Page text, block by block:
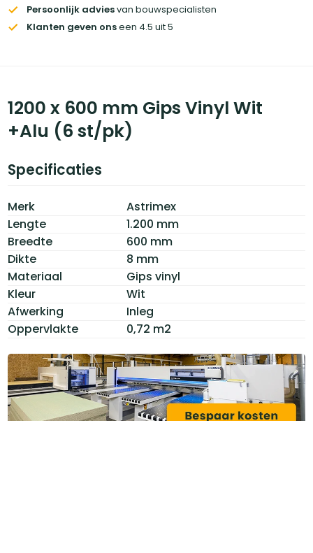
Persoonlijk adviesvan bouwspecialisten
Klanten geven onseen 4.5 uit 5
1200 x 600 mm Gips Vinyl Wit
+Alu (6 st/pk)
Specificaties
Merk
Astrimex
Lengte
1.200 mm
Breedte
600 mm
Dikte
8 mm
Materiaal
Gips vinyl
Kleur
Wit
Afwerking
Inleg
Oppervlakte
0,72 m2